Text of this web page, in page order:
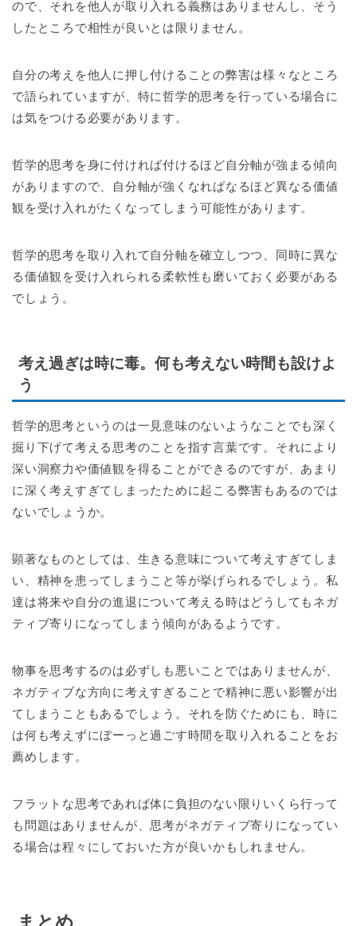
ので、それを他人が取り入れる義務はありませんし、そう
したところで相性が良いとは限りません。
自分の考えを他人に押し付けることの弊害は様々なところ
で語られていますが、特に哲学的思考を行っている場合に
は気をつける必要があります。
哲学的思考を身に付ければ付けるほど自分軸が強まる傾向
がありますので、自分軸が強くなればなるほど異なる価値
観を受け入れがたくなってしまう可能性があります。
哲学的思考を取り入れて自分軸を確立しつつ、同時に異な
る価値観を受け入れられる柔軟性も磨いておく必要がある
でしょう。
考え過ぎは時に毒。何も考えない時間も設けよ
う
哲学的思考というのは一見意味のないようなことでも深く
掘り下げて考える思考のことを指す言葉です。それにより
深い洞察力や価値観を得ることができるのですが、あまり
に深く考えすぎてしまったために起こる弊害もあるのでは
ないでしょうか。
顕著なものとしては、生きる意味について考えすぎてしま
い、精神を患ってしまうこと等が挙げられるでしょう。私
達は将来や自分の進退について考える時はどうしてもネガ
ティブ寄りになってしまう傾向があるようです。
物事を思考するのは必ずしも悪いことではありませんが、
ネガティブな方向に考えすぎることで精神に悪い影響が出
てしまうこともあるでしょう。それを防ぐためにも、時に
は何も考えずにぼーっと過ごす時間を取り入れることをお
薦めします。
フラットな思考であれば体に負担のない限りいくら行って
も問題はありませんが、思考がネガティブ寄りになってい
る場合は程々にしておいた方が良いかもしれません。